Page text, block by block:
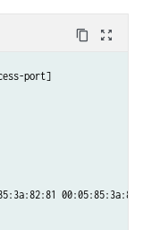
content_copy zoom_out_map
port]